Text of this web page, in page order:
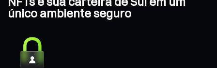
único ambiente seguro